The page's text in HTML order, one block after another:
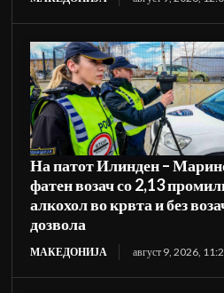
На патот Илинден –
фатен возач со 2,13
алкохол во крвта и без
дозвола
МАКЕДОНИЈА август 9, 2026,